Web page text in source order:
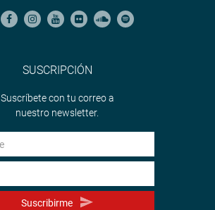
SUSCRIPCIÓN
Suscríbete con tu correo a
nuestro newsletter.
Suscribirme